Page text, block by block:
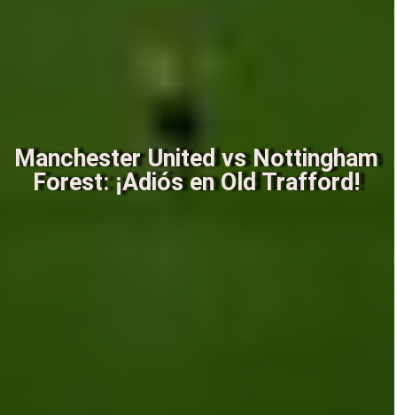
Manchester United vs Nottingham
Forest: ¡Adiós en Old Trafford!